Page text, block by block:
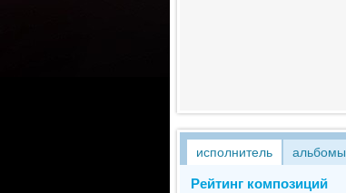
исполнитель альбомы
Рейтинг композиций